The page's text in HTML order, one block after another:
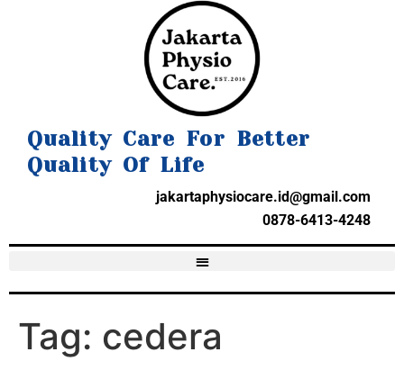
Quality Care For Better
Quality Of Life
jakartaphysiocare.id@gmail.com
0878-6413-4248
Tag: cedera